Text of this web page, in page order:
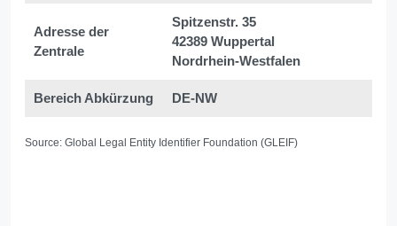
Adresse der
Zentrale
Spitzenstr. 35
42389 Wuppertal
Nordrhein-Westfalen
Bereich Abkürzung DE-NW
Source: Global Legal Entity Identifier Foundation (GLEIF)